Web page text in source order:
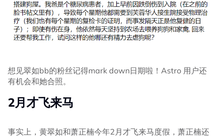
想见翠如bb的粉丝记得mark down日期啦！Astro 用户还
有机会和她合照。
2月才飞来马
事实上，黄翠如和萧正楠今年2月才飞来马度假，萧正楠还